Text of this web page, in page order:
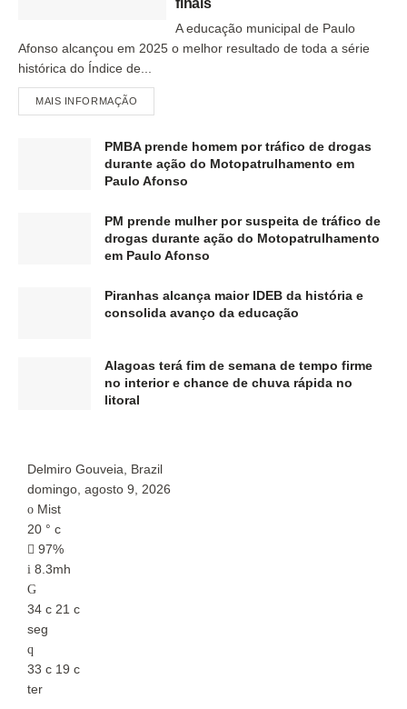
finais
A educação municipal de Paulo
Afonso alcançou em 2025 o melhor resultado de toda a série
histórica do Índice de...
MAIS INFORMAÇÃO
PMBA prende homem por tráfico de drogas
durante ação do Motopatrulhamento em
Paulo Afonso
PM prende mulher por suspeita de tráfico de
drogas durante ação do Motopatrulhamento
em Paulo Afonso
Piranhas alcança maior IDEB da história e
consolida avanço da educação
Alagoas terá fim de semana de tempo firme
no interior e chance de chuva rápida no
litoral
Delmiro Gouveia, Brazil
domingo, agosto 9, 2026
Mist
20 ° c
97%
8.3mh
34 c 21 c
seg
33 c 19 c
ter